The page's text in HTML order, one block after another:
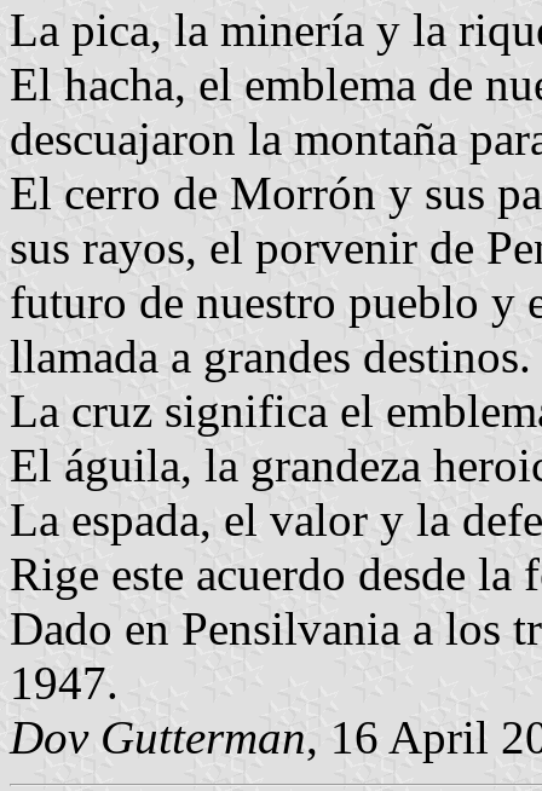
La pica, la minería y la
El hacha, el emblema de
descuajaron la montaña
El cerro de Morrón y sus
sus rayos, el porvenir de
futuro de nuestro pueblo y
llamada a grandes destinos.
La cruz significa el
El águila, la grandeza
La espada, el valor y la
Rige este acuerdo desde la
Dado en Pensilvania a los
1947.
Dov Gutterman, 16 April